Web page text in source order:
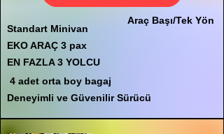
Standart Minivan
Araç Başı/Tek Yön
EKO ARAÇ 3 pax
EN FAZLA 3 YOLCU
4 adet orta boy bagaj
Deneyimli ve Güvenilir Sürücü